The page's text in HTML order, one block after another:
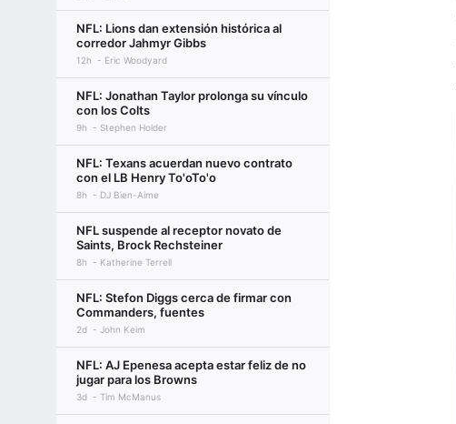
NFL: Lions dan extensión histórica al
corredor Jahmyr Gibbs
12h Eric Woodyard
NFL: Jonathan Taylor prolonga su vínculo
con los Colts
9h Stephen Holder
NFL: Texans acuerdan nuevo contrato
con el LB Henry To'oTo'o
8h DJ Bien-Aime
NFL suspende al receptor novato de
Saints, Brock Rechsteiner
8h Katherine Terrell
NFL: Stefon Diggs cerca de firmar con
Commanders, fuentes
2d John Keim
NFL: AJ Epenesa acepta estar feliz de no
jugar para los Browns
3d Tim McManus